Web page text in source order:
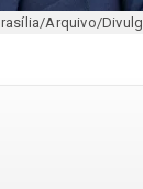
Arquivo/